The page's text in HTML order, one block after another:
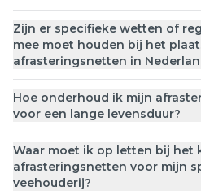
Zijn er specifieke wetten of
mee moet houden bij het
afrasteringsnetten in
Hoe onderhoud ik mijn
voor een lange levensduur?
Waar moet ik op letten bij het
afrasteringsnetten voor mijn
veehouderij?